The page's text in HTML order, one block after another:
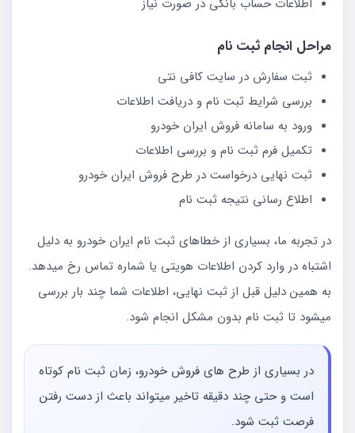
اطلاعات حساب بانکی در صورت نیاز
مراحل انجام ثبت نام
ثبت سفارش در سایت کافی نتی
بررسی شرایط ثبت نام و دریافت اطلاعات
ورود به سامانه فروش ایران خودرو
تکمیل فرم ثبت نام و بررسی اطلاعات
ثبت نهایی درخواست در طرح فروش ایران خودرو
اطلاع رسانی نتیجه ثبت نام
در تجربه ما، بسیاری از خطاهای ثبت نام ایران خودرو به دلیل
اشتباه در وارد کردن اطلاعات هویتی یا شماره تماس رخ میدهد.
به همین دلیل قبل از ثبت نهایی، اطلاعات شما چند بار بررسی
میشود تا ثبت نام بدون مشکل انجام شود.
در بسیاری از طرح های فروش خودرو، زمان ثبت نام کوتاه
است و حتی چند دقیقه تاخیر میتواند باعث از دست رفتن
فرصت ثبت شود.